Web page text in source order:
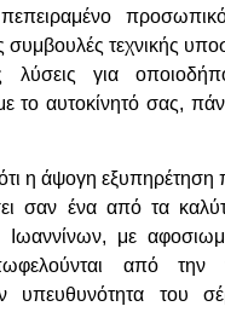
πεπειραμένο
συμβουλές τεχνικής
λύσεις για
το αυτοκίνητό σας,
ότι η άψογη
σαν ένα από τα
με
από την
υπευθυνότητα του